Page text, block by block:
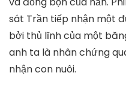
sát Trần tiếp nhận một
bởi thủ lĩnh của một
anh ta là nhân chứng
nhận con nuôi.